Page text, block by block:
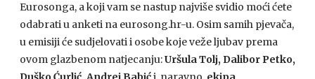
Eurosonga, a koji vam se nastup najviše svidio moći ćete
odabrati u anketi na eurosong.hr-u. Osim samih pjevača,
u emisiji će sudjelovati i osobe koje veže ljubav prema
ovom glazbenom natjecanju:Uršula Tolj, Dalibor Petko,